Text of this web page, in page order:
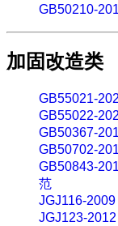
GB50210-
加固改造类
GB55021-
GB55022-
GB50367-
GB50702-
GB50843-
范
JGJ116-
JGJ123-